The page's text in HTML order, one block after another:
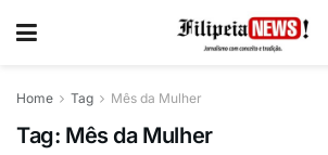
Home Tag Mês da Mulher
Tag: Mês da Mulher